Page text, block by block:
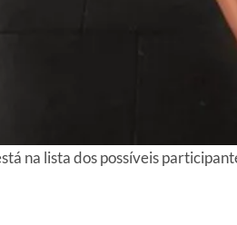
na lista dos possíveis